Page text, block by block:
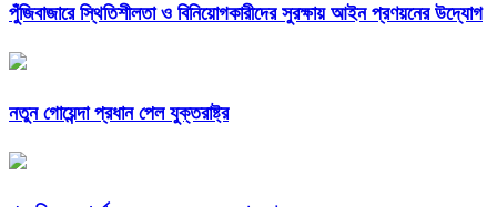
পুঁজিবাজারে স্থিতিশীলতা ও বিনিয়োগকারীদের সুরক্ষায় আইন প্রণয়নের উদ্যোগ
নতুন গোয়েন্দা প্রধান পেল যুক্তরাষ্ট্র